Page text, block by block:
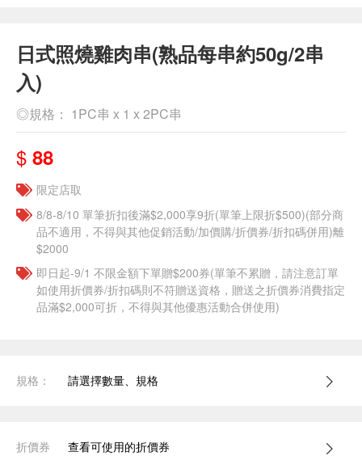
日式照燒雞肉串(熟品每串約50g/2串
入)
◎規格： 1PC串 x 1 x 2PC串
$ 88
限定店取
8/8-8/10 單筆折扣後滿$2,000享9折(單筆上限折$500)(部分商
品不適用，不得與其他促銷活動/加價購/折價券/折扣碼併用)離
$2000
即日起-9/1 不限金額下單贈$200券(單筆不累贈，請注意訂單
如使用折價券/折扣碼則不符贈送資格，贈送之折價券消費指定
品滿$2,000可折，不得與其他優惠活動合併使用)
規格： 請選擇數量、規格
折價券 查看可使用的折價券